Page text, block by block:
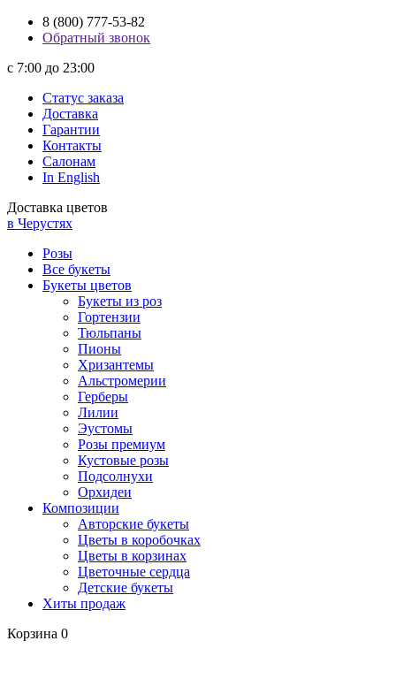
8 (800) 777-53-82
Обратный звонок
с 7:00 до 23:00
Статус заказа
Доставка
Гарантии
Контакты
Салонам
In English
Доставка цветов
в Черустях
Розы
Все букеты
Букеты цветов
Букеты из роз
Гортензии
Тюльпаны
Пионы
Хризантемы
Альстромерии
Герберы
Лилии
Эустомы
Розы премиум
Кустовые розы
Подсолнухи
Орхидеи
Композиции
Авторские букеты
Цветы в коробочках
Цветы в корзинах
Цветочные сердца
Детские букеты
Хиты продаж
Корзина 0